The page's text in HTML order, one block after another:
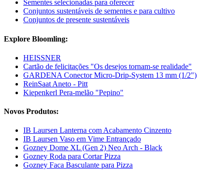
Sementes selecionadas para oferecer
Conjuntos sustentáveis de sementes e para cultivo
Conjuntos de presente sustentáveis
Explore Bloomling:
HEISSNER
Cartão de felicitações "Os desejos tornam-se realidade"
GARDENA Conector Micro-Drip-System 13 mm (1/2")
ReinSaat Aneto - Pitt
Kiepenkerl Pera-melão "Pepino"
Novos Produtos:
IB Laursen Lanterna com Acabamento Cinzento
IB Laursen Vaso em Vime Entrançado
Gozney Dome XL (Gen 2) Neo Arch - Black
Gozney Roda para Cortar Pizza
Gozney Faca Basculante para Pizza